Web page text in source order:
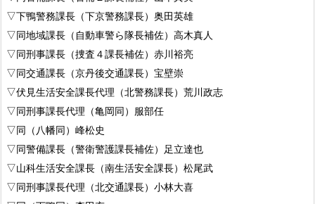
▽下鴨警務課長（下京警務課長）奥田英雄
▽同地域課長（自動車警ら隊長補佐）高木真人
▽同刑事課長（捜査４課長補佐）赤川裕亮
▽同交通課長（京丹後交通課長）宝壁崇
▽伏見生活安全課長代理（北警務課長）荒川政志
▽同刑事課長代理（亀岡同）服部任
▽同（八幡同）峰松史
▽同警備課長（警衛警護課長補佐）足立達也
▽山科生活安全課長（南生活安全課長）松尾武
▽同刑事課長代理（北交通課長）小林大喜